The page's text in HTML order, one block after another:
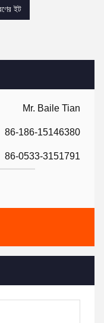
Mr. Baile Tian
86-186-15146380
86-0533-3151791
ইট